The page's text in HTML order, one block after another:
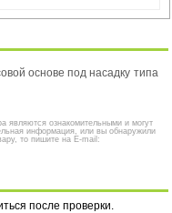
основе под насадку типа
являются ознакомительными и могут
информация, или вы обнаружили
то пишите на E-mail:
после проверки.